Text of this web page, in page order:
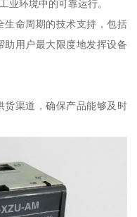
业环境中的可靠运行。
生命周期的技术支持，包括
助用户最大限度地发挥设备
货渠道，确保产品能够及时